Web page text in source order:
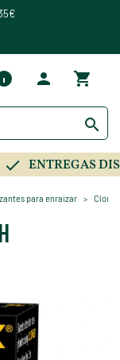
ENTREGAS
para enraizar